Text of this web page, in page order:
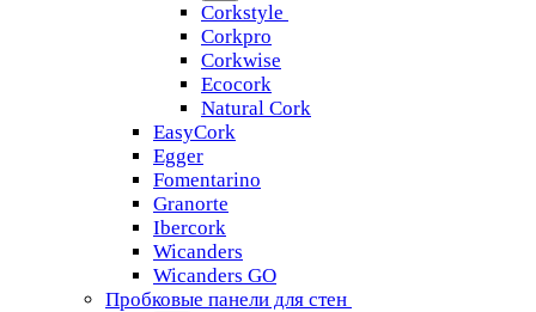
Corkstyle
Corkpro
Corkwise
Ecocork
Natural Cork
EasyCork
Egger
Fomentarino
Granorte
Ibercork
Wicanders
Wicanders GO
Пробковые панели для стен